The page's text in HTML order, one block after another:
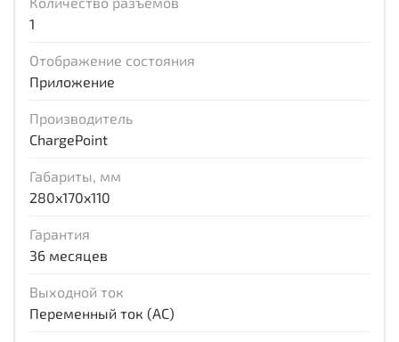
1
Отображение состояния
Приложение
Производитель
ChargePoint
Габариты, мм
280x170x110
Гарантия
36 месяцев
Выходной ток
Переменный ток (AC)